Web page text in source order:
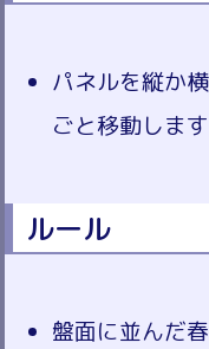
パネルを縦か
ごと移動します
ルール
盤面に並んだ